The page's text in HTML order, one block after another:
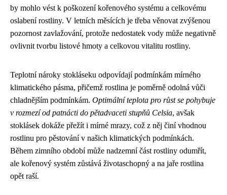
by mohlo vést k poškození kořenového systému a celkovému
oslabení rostliny. V letních měsících je třeba věnovat zvýšenou
pozornost zavlažování, protože nedostatek vody může negativně
ovlivnit tvorbu listové hmoty a celkovou vitalitu rostliny.
Teplotní nároky stokláseku odpovídají podmínkám mírného
klimatického pásma, přičemž rostlina je poměrně odolná vůči
chladnějším podmínkám. Optimální teplota pro růst se pohybuje
v rozmezí od patnácti do pětadvaceti stupňů Celsia, avšak
stoklásek dokáže přežít i mírné mrazy, což z něj činí vhodnou
rostlinu pro pěstování v našich klimatických podmínkách.
Během zimního období může nadzemní část rostliny odumřít,
ale kořenový systém zůstává životaschopný a na jaře rostlina
opět raší.